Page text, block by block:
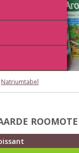
Natriumtabel